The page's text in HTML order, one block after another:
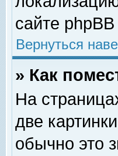
сайте
Вернуться
» Как
На
две
обычно это